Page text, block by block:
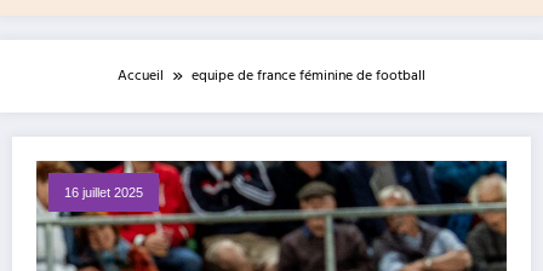
Accueil equipe de france féminine de football
16 juillet 2025